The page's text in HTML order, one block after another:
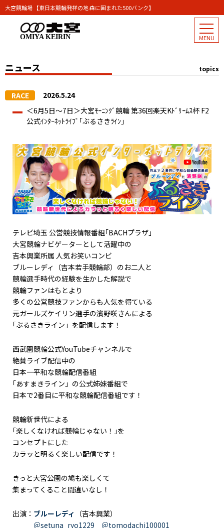
大宮競輪場 【東日本競輪発祥の地 森に囲まれた500バンク】
OMIYA KEIRIN
ニュース topics
RACE
2026.5.24
＜6月5日～7日＞大宮ﾓｰﾆﾝｸﾞ競輪 第36回楽天Kﾄﾞﾘｰﾑｽ杯 F2
公式ｲﾝﾀｰﾈｯﾄﾗｲﾌﾞ｢ぶるさきﾗｲﾝ｣
テレビ埼玉 公営競技情報番組｢BACHプラザ｣
大宮競輪ナビゲーターとして活躍中の
吉本興業所属 人気お笑いコンビ
ブルーレディ（吉本若手競輪部）のお二人と
競輪選手時代の経験を生かした解説で
競輪ファンはもとより
多くの公営競技ファンからも人気を得ている
元ガールズケイリン選手の濱野咲さんによる
｢ぶるさきライン」を配信します！
西武園競輪公式YouTubeチャンネルで
絶賛ライブ配信中の
日本一平和な競輪配信番組
｢あすまきライン」の公式姉妹番組で
日本で2番目に平和な競輪配信番組です！
競輪新世代による
｢楽しくなければ競輪じゃない！｣を
コンセプトにした
カラッと明るく楽しい配信です！
きっと大宮公園の鳩も楽しくて
集まってくること間違いなし！
出演： ブルーレディ
（吉本興業）
＠setuna_ryo1229
＠tomodachi100001